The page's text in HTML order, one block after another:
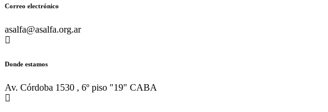
Correo electrónico
asalfa@asalfa.org.ar
Donde estamos
Av. Córdoba 1530 , 6º piso "19" CABA